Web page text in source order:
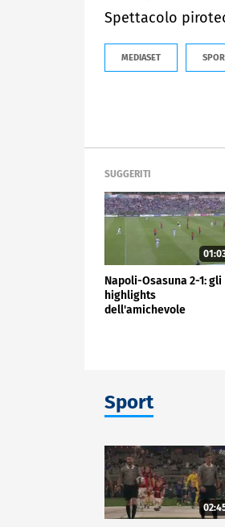
Spettacolo
MEDIASET
SUGGERITI
Napoli-Osasuna 2-1: gli
highlights
dell'amichevole
Sport